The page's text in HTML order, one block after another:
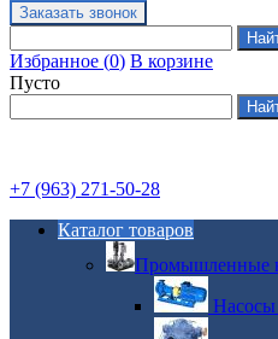
Избранное (0) В корзине
Пусто
+7 (963) 271-50-28
Каталог товаров
Промышленные
Насосы